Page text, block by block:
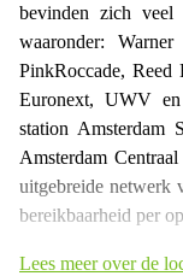
bevinden zich veel
waaronder:
PinkRoccade, Reed
Euronext, UWV
station Amsterdam
Amsterdam
uitgebreide netwerk
bereikbaarheid per
Lees meer over de